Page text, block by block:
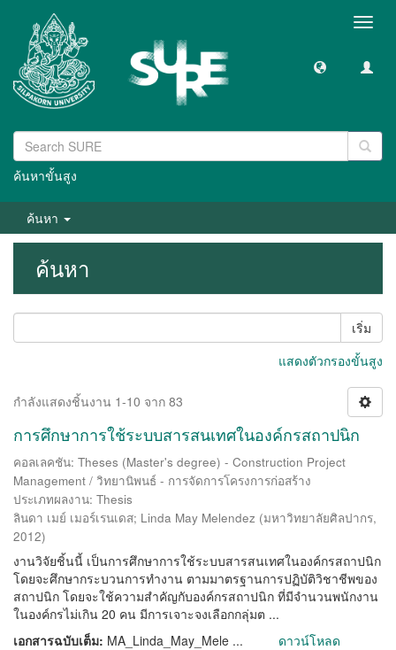
ค้นหาขั้นสูง
ค้นหา
ค้นหา
เริ่ม
แสดงตัวกรองขั้นสูง
กำลังแสดงชิ้นงาน 1-10 จาก 83
การศึกษาการใช้ระบบสารสนเทศในองค์กรสถาปนิก
คอลเลคชัน: Theses (Master's degree) - Construction Project
Management / วิทยานิพนธ์ - การจัดการโครงการก่อสร้าง
ประเภทผลงาน: Thesis
ลินดา เมย์ เมอร์เรนเดส; Linda May Melendez (มหาวิทยาลัยศิลปากร,
2012)
งานวิจัยชิ้นนี้ เป็นการศึกษาการใช้ระบบสารสนเทศในองค์กรสถาปนิก
โดยจะศึกษากระบวนการทำงาน ตามมาตรฐานการปฏิบัติวิชาชีพของ
สถาปนิก โดยจะใช้ความสำคัญกับองค์กรสถาปนิก ที่มีจำนวนพนักงาน
ในองค์กรไม่เกิน 20 คน มีการเจาะจงเลือกกลุ่มต ...
เอกสารฉบับเต็ม: MA_Linda_May_Mele ... ดาวน์โหลด